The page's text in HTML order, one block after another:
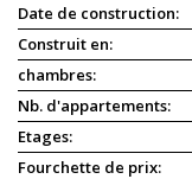
Date de construction:
Construit en:
chambres:
Nb. d'appartements:
Etages:
Fourchette de prix: